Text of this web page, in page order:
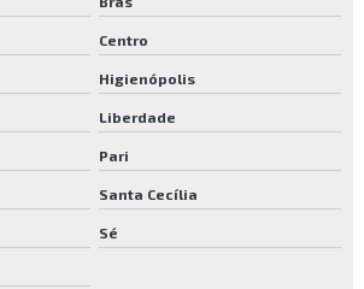
ambiental
sp
de árvores
de portaria
Centro
Higienópolis
Liberdade
Pari
Santa Cecília
Sé